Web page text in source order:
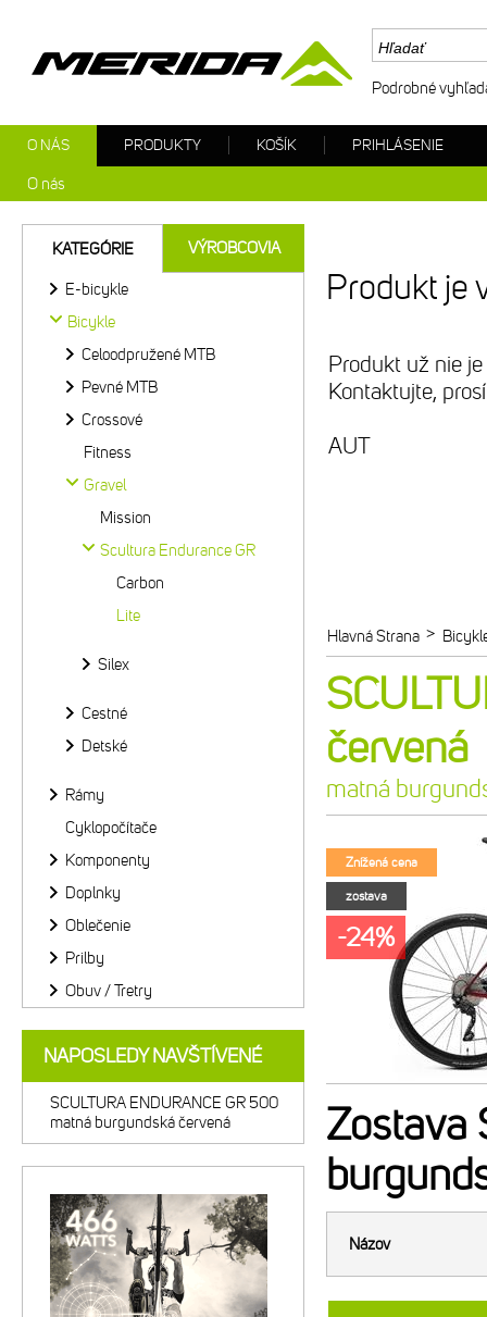
Produkt je
Produkt už nie
Kontaktujte,
AUT
Hlavná Strana >
červená
matná
Znížená cena
zostava
-24%
Zostava
Názov
KATEGÓRIE VÝROBCOVIA
E-bicykle
Bicykle
Celoodpružené MTB
Pevné MTB
Crossové
Fitness
Gravel
Mission
Scultura Endurance GR
Carbon
Lite
Silex
Cestné
Detské
Rámy
Cyklopočítače
Komponenty
Doplnky
Oblečenie
Prilby
Obuv / Tretry
NAPOSLEDY NAVŠTÍVENÉ
SCULTURA ENDURANCE GR 500
matná burgundská červená
Podrobné
O NÁS
O nás
PRODUKTY KOŠÍK PRIHLÁSENIE